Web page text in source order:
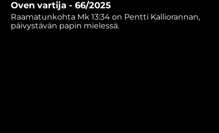
minutes,
44
seconds
Oven vartija - 66/2025
Raamatunkohta Mk 13:34 on Pentti Kalliorannan,
päivystävän papin mielessä.